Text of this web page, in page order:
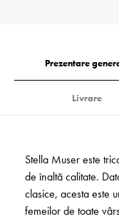
Prezentare
Livrare
Stella Muser este
de înaltă calitate.
clasice, acesta este
femeilor de toate